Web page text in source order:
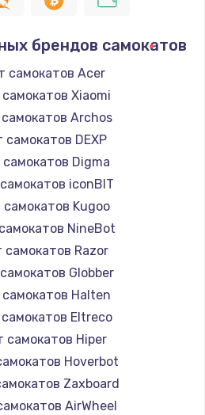
брендов самокатов
самокатов Acer
Xiaomi
Archos
самокатов DEXP
Digma
iconBIT
Kugoo
NineBot
самокатов Razor
Globber
Halten
Eltreco
самокатов Hiper
Hoverbot
Zaxboard
AirWheel